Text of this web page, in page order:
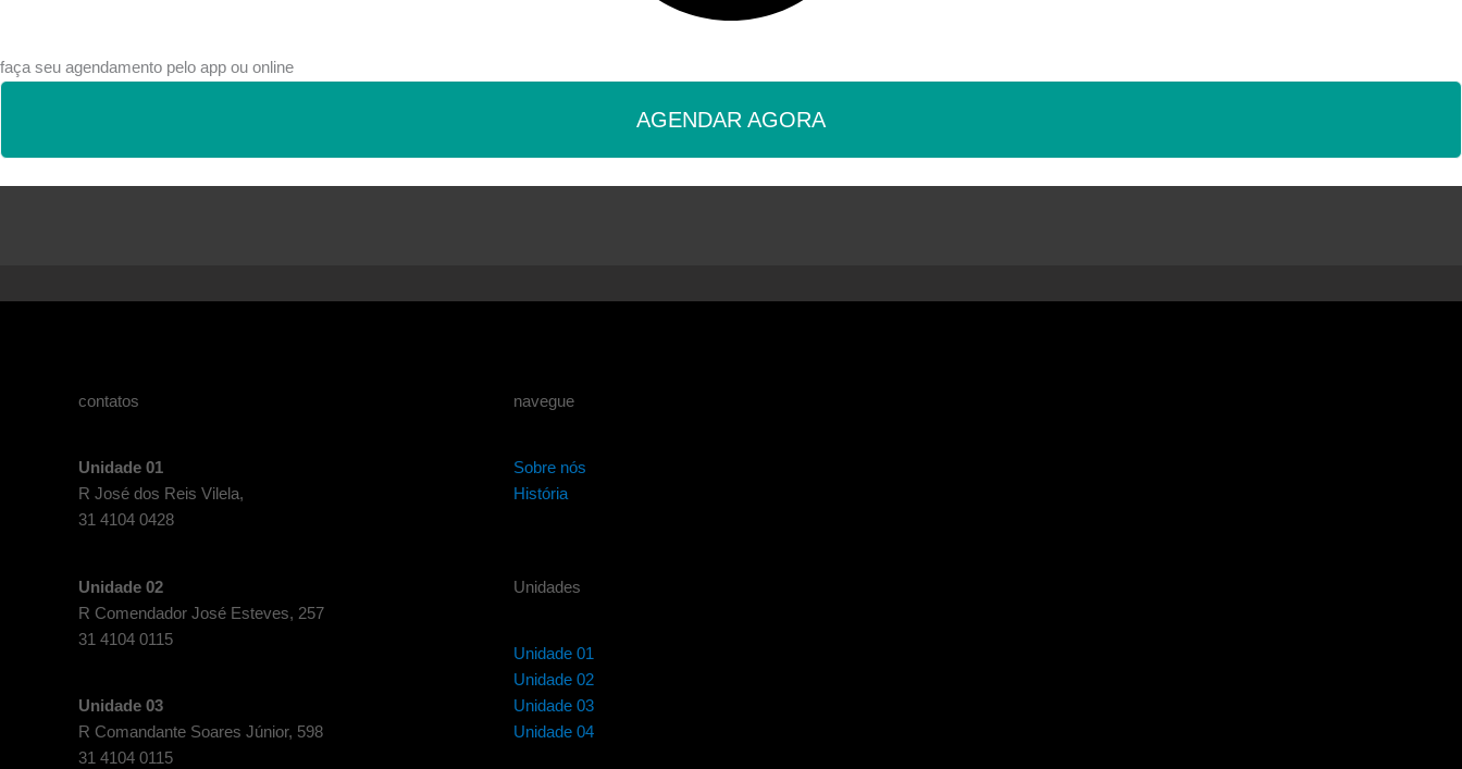
faça seu agendamento pelo app ou online
AGENDAR AGORA
contatos
Unidade 01
R José dos Reis Vilela,
31 4104 0428
Unidade 02
R Comendador José Esteves, 257
31 4104 0115
Unidade 03
R Comandante Soares Júnior, 598
31 4104 0115
navegue
Sobre nós
História
Unidades
Unidade 01
Unidade 02
Unidade 03
Unidade 04